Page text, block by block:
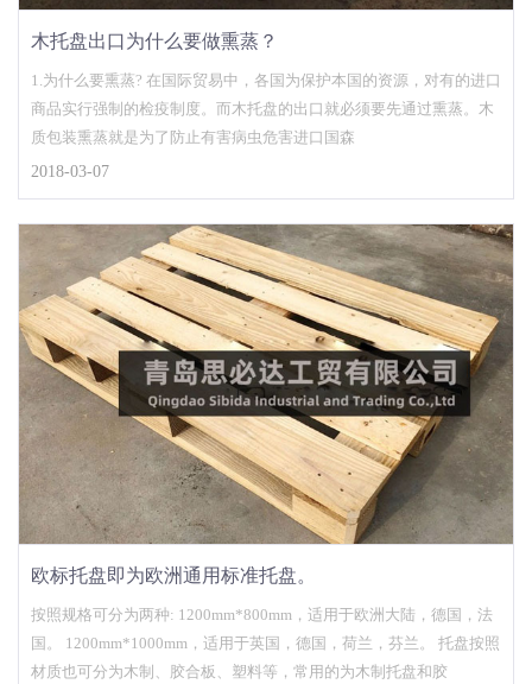
木托盘出口为什么要做熏蒸？
1.为什么要熏蒸? 在国际贸易中，各国为保护本国的资源，对有的进口
商品实行强制的检疫制度。而木托盘的出口就必须要先通过熏蒸。木
质包装熏蒸就是为了防止有害病虫危害进口国森
2018-03-07
欧标托盘即为欧洲通用标准托盘。
按照规格可分为两种: 1200mm*800mm，适用于欧洲大陆，德国，法
国。 1200mm*1000mm，适用于英国，德国，荷兰，芬兰。 托盘按照
材质也可分为木制、胶合板、塑料等，常用的为木制托盘和胶